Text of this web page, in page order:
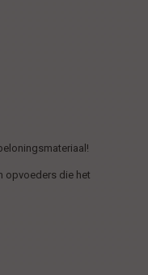
opvoeders die het